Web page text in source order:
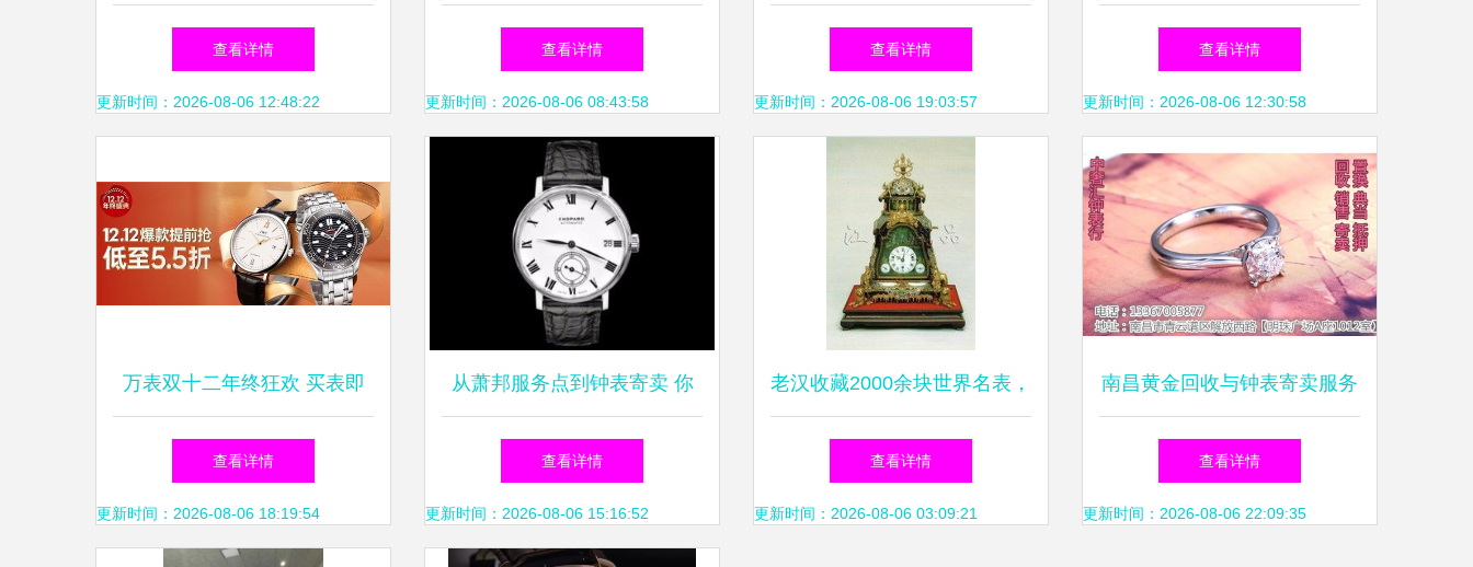
价比分析 30-300元商品推荐
及估价服务指南
查看详情
更新时间：2026-08-06 12:48:22
1000-1060元价位选购指南及
比价攻略
查看详情
更新时间：2026-08-06 08:43:58
情感托付新选择
查看详情
更新时间：2026-08-06 19:03:57
商业之美——专业淘宝钟表摄
影与后期服务精要
查看详情
更新时间：2026-08-06 12:30:58
万表双十二年终狂欢 买表即
赠800元翻新服务，钟表寄卖
也享专项福利
查看详情
更新时间：2026-08-06 18:19:54
从萧邦服务点到钟表寄卖 你
需要知道的那些事
查看详情
更新时间：2026-08-06 15:16:52
老汉收藏2000余块世界名表，
上海名表寄卖公司引热议
查看详情
更新时间：2026-08-06 03:09:21
南昌黄金回收与钟表寄卖服务
指南
查看详情
更新时间：2026-08-06 22:09:35